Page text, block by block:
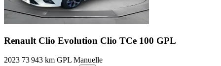
Renault Clio Evolution Clio TCe 100 GPL
2023 73 943 km GPL Manuelle